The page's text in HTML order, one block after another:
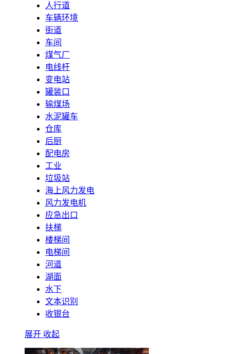
人行道
车辆环境
街道
车间
煤气厂
电线杆
变电站
罐装口
输煤场
水泥罐车
仓库
后厨
配电房
工业
垃圾站
海上风力发电
风力发电机
应急出口
扶梯
楼梯间
电梯间
河道
湖面
水下
文本识别
收银台
展开 收起